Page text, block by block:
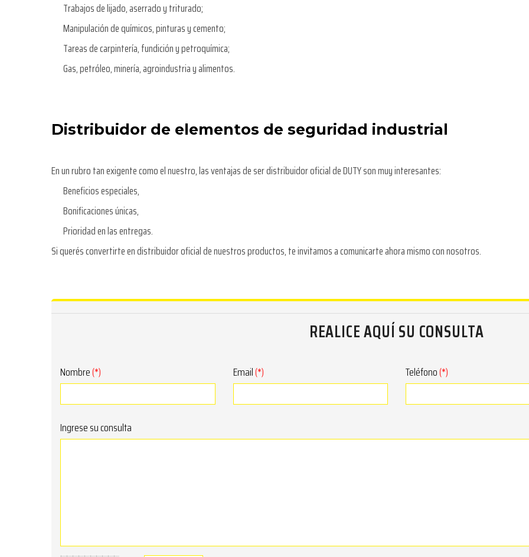
Trabajos de lijado, aserrado y triturado;
Manipulación de químicos, pinturas y cemento;
Tareas de carpintería, fundición y petroquímica;
Gas, petróleo, minería, agroindustria y alimentos.
Distribuidor de elementos de seguridad industrial
En un rubro tan exigente como el nuestro, las ventajas de ser distribuidor oficial de DUTY son muy interesantes:
Beneficios especiales,
Bonificaciones únicas,
Prioridad en las entregas.
Si querés convertirte en distribuidor oficial de nuestros productos, te invitamos a comunicarte ahora mismo con nosotros.
REALICE AQUÍ SU CONSULTA
Nombre(*) Email(*) Teléfono(*)
Ingrese su consulta